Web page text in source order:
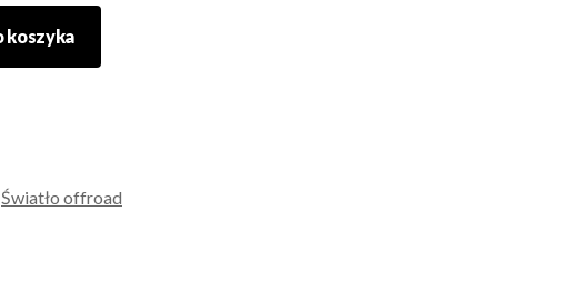
koszyka
Światło offroad